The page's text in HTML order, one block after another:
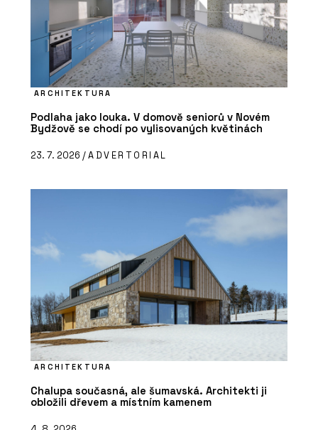
ARCHITEKTURA
Podlaha jako louka. V domově seniorů v Novém
Bydžově se chodí po vylisovaných květinách
23. 7. 2026 /ADVERTORIAL
ARCHITEKTURA
Chalupa současná, ale šumavská. Architekti ji
obložili dřevem a místním kamenem